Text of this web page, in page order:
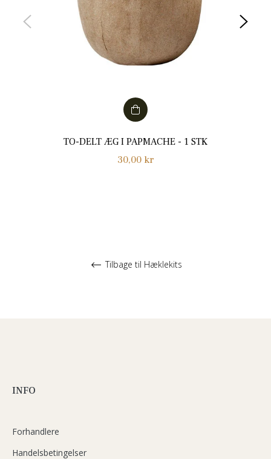
TO-DELT ÆG I PAPMACHE - 1 STK
Normalpris
30,00 kr
Tilbage til Hæklekits
INFO
Forhandlere
Handelsbetingelser